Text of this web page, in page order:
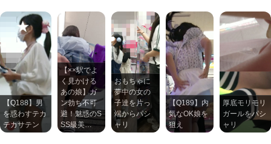
【Q188】男
を惑わすテカ
テカサテン
【××駅でよ
く見かける
あの娘】ガ
ン勃ち不可
避！魅惑のS
SS級美…
おもちゃに
夢中の女の
子達を片っ
端からパシ
ャリ
【Q189】内
気なOK娘を
狙え
厚底モリモリ
ガールをパシ
ャリ